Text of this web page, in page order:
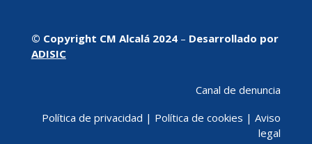
© Copyright CM Alcalá 2024– Desarrollado por
ADISIC
Canal de denuncia
Política de privacidad | Política de cookies |Aviso
legal